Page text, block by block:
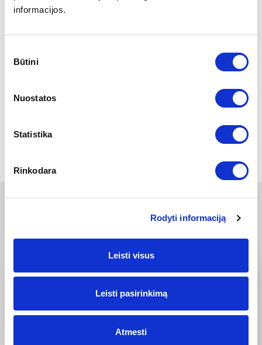
informacijos.
pasirinkimas
Būtini
Nuostatos
Statistika
Rinkodara
Rodyti informaciją
Leisti visus
Leisti pasirinkimą
Atmesti